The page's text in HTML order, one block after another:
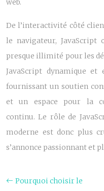
web.
De l’interactivité côté
le navigateur,
presque illimité pour les
JavaScript dynamique et
fournissant un soutien
et un espace pour la
continu. Le rôle de
moderne est donc plus
s’annonce passionnant et
Pourquoi choisir le